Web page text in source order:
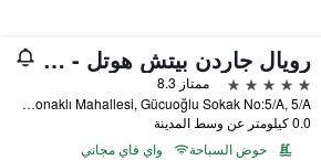
رويال جاردن بيتش هوتل - شامل جميع الخدمات
5 نجوم
ممتاز 8.3
Konaklı Mahallesi, Gücuoğlu Sokak No:5/A, 5/A, الانيا, تركيا
0.0 كيلومتر عن وسط المدينة
حوض السباحة
واي فاي مجاني